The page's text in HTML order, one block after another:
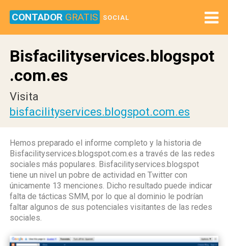
CONTADOR GRATIS SOCIAL
Bisfacilityservices.blogspot
.com.es
Visita
bisfacilityservices.blogspot.com.es
Hemos preparado el informe completo y la historia de
Bisfacilityservices.blogspot.com.es a través de las redes
sociales más populares. Bisfacilityservices.blogspot
tiene un nivel un pobre de actividad en Twitter con
únicamente 13 menciones. Dicho resultado puede indicar
falta de tácticas SMM, por lo que al dominio le podrían
faltar algunos de sus potenciales visitantes de las redes
sociales.